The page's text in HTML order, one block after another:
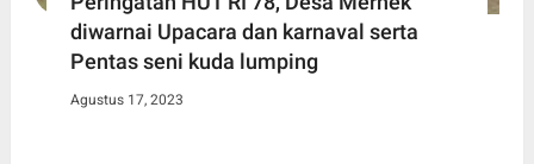
diwarnai Upacara dan karnaval serta
Pentas seni kuda lumping
Agustus 17, 2023